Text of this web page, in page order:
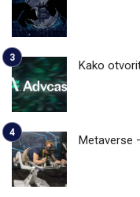
Kako
Metaverse